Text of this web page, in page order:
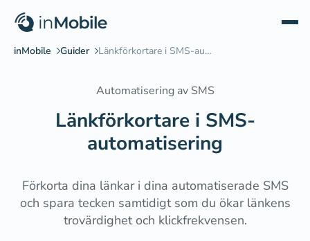
Automatisering av SMS
Länkförkortare i SMS-
automatisering
Förkorta dina länkar i dina automatiserade SMS
och spara tecken samtidigt som du ökar länkens
trovärdighet och klickfrekvensen.